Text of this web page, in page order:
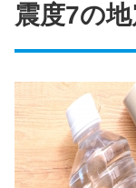
震度7の